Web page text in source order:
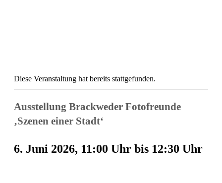
Diese Veranstaltung hat bereits stattgefunden.
Ausstellung Brackweder Fotofreunde
‚Szenen einer Stadt‘
6. Juni 2026, 11:00 Uhr bis 12:30 Uhr